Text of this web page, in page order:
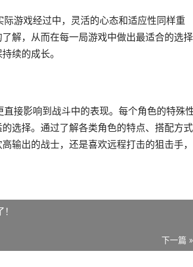
游戏经过中，灵活的心态和适应性同样重
解，从而在每一局游戏中做出最适合的选择
续的成长。
接影响到战斗中的表现。每个角色的特殊
选择。通过了解各类角色的特点、搭配方
输出的战士，还是喜欢远程打击的狙击手
下一篇 »